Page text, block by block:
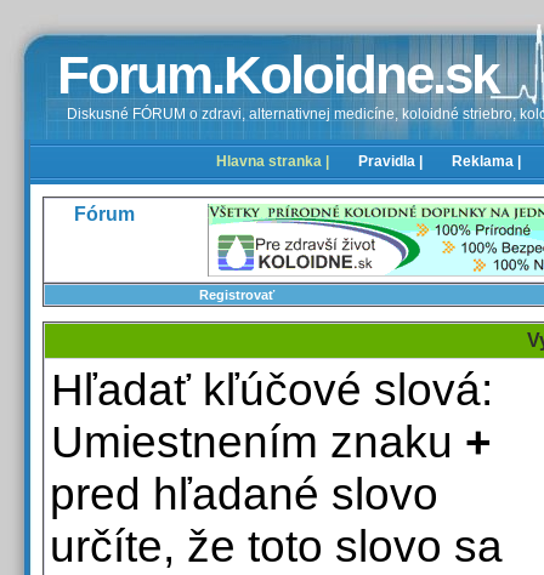
Forum.Koloidne.sk
Diskusné FÓRUM o zdravi, alternativnej medicíne, koloidné striebro,
Hlavna stranka | Pravidla | Reklama |
Fórum
Registrovať
Hľadať kľúčové slová:
Umiestnením znaku +
pred hľadané slovo
určíte, že toto slovo sa